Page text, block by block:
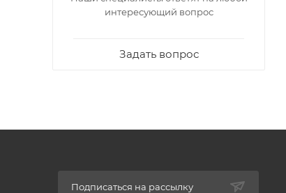
интересующий вопрос
Задать вопрос
Подписаться на рассылку